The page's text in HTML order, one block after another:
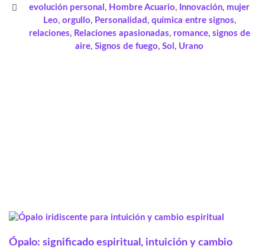
evolución personal , Hombre Acuario, Innovación, mujer
Leo, orgullo, Personalidad , química entre signos,
relaciones, Relaciones apasionadas, romance, signos de
aire,Signos de fuego,Sol , Urano
Ópalo: significado espiritual, intuición y cambio